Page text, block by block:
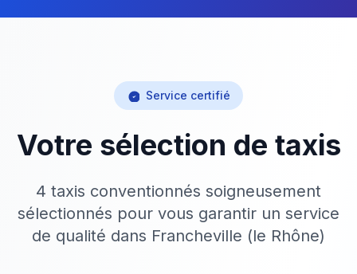
Service certifié
Votre sélection de taxis
4 taxis conventionnés soigneusement
sélectionnés pour vous garantir un service
de qualité dans Francheville (le Rhône)